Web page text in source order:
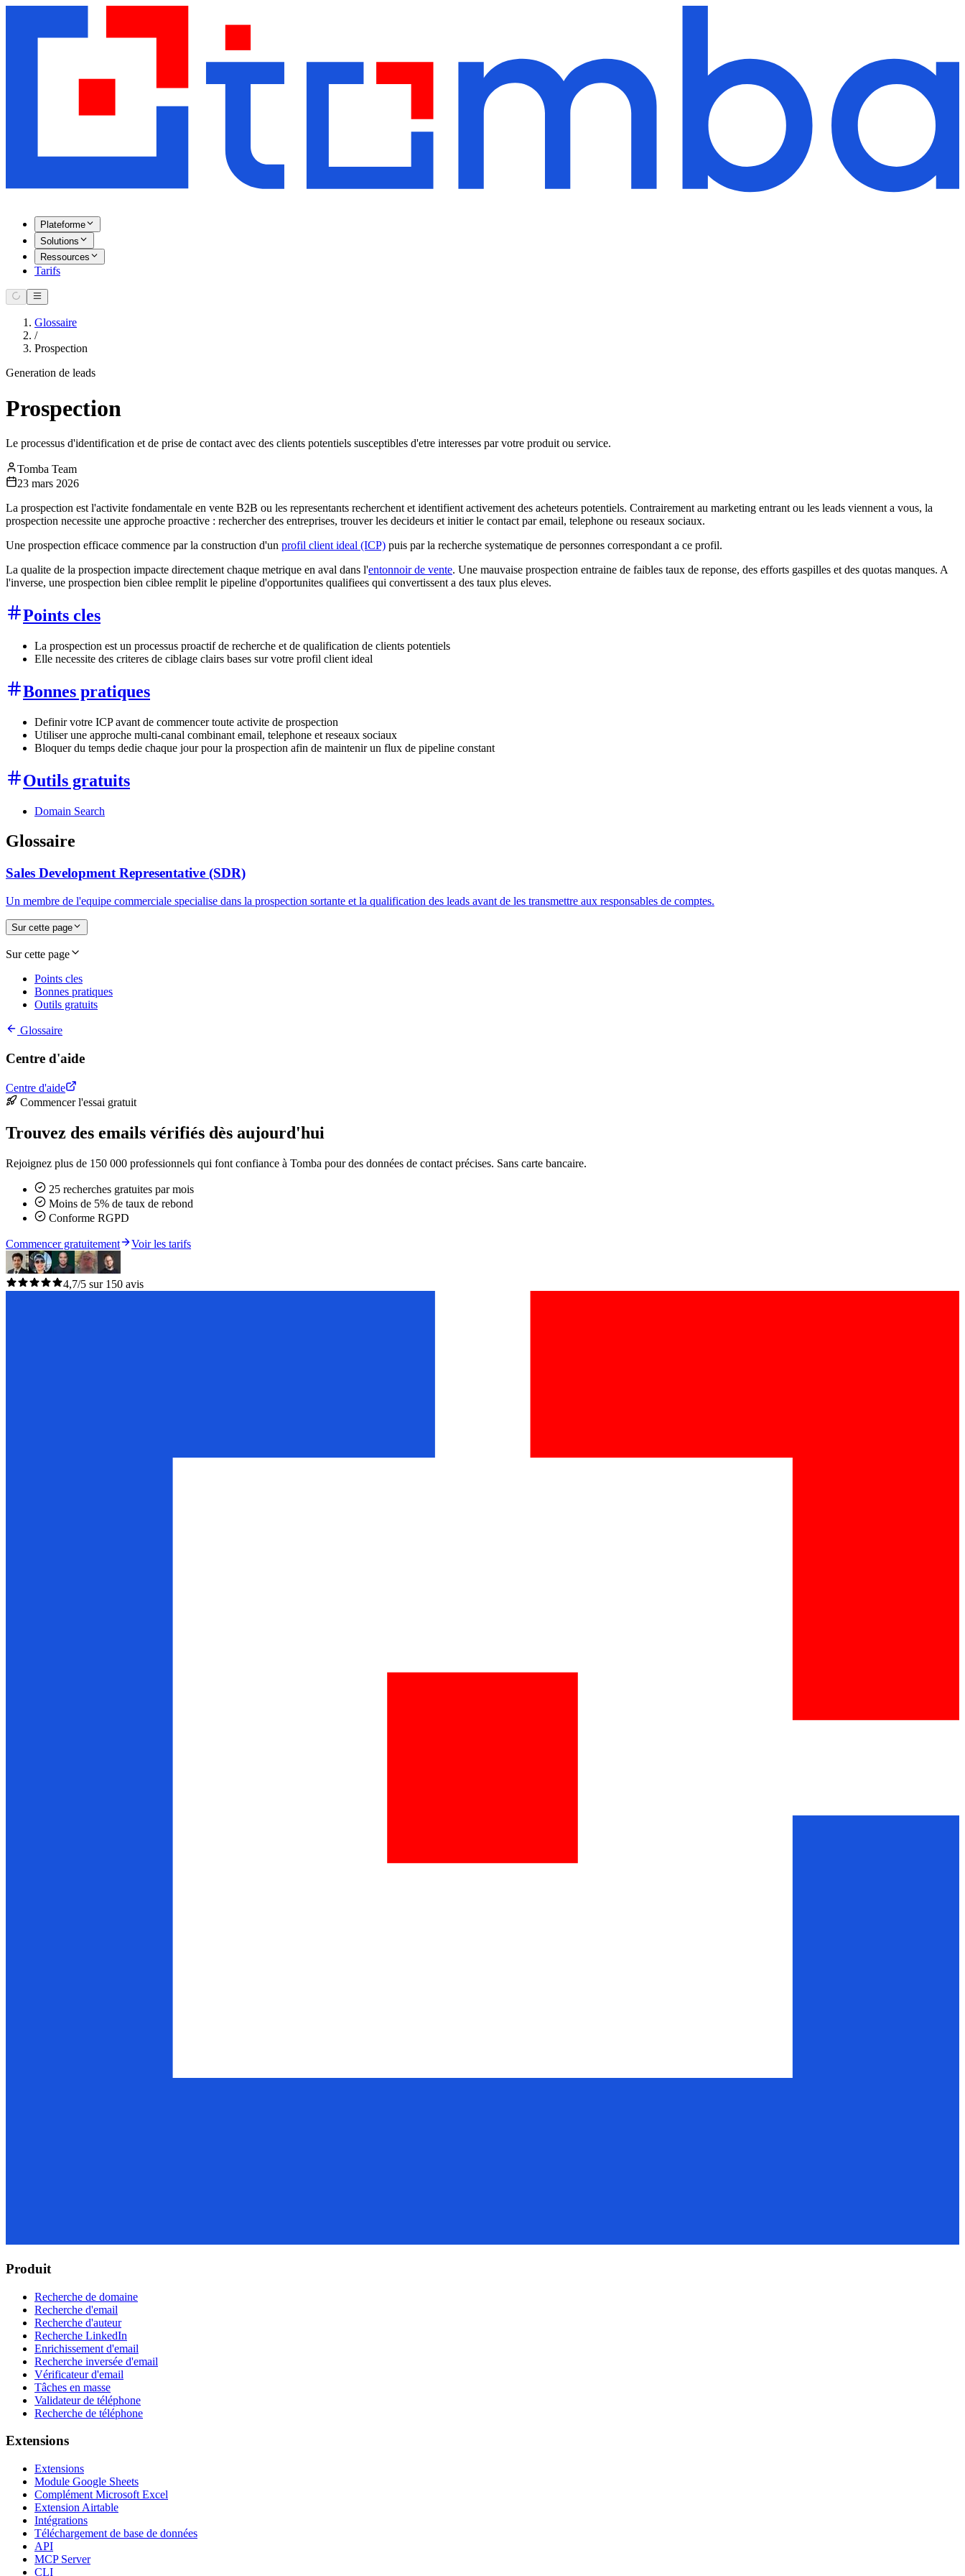
Plateforme
Solutions
Ressources
Tarifs
Glossaire
/
Prospection
Generation de leads
Prospection
Le processus d'identification et de prise de contact avec des clients potentiels susceptibles d'etre interesses par votre produit ou service.
Tomba Team
23 mars 2026
La prospection est l'activite fondamentale en vente B2B ou les representants recherchent et identifient activement des acheteurs potentiels. Contrairement au marketing entrant ou les leads viennent a vous, la
prospection necessite une approche proactive : rechercher des entreprises, trouver les decideurs et initier le contact par email, telephone ou reseaux sociaux.
Une prospection efficace commence par la construction d'un profil client ideal (ICP) puis par la recherche systematique de personnes correspondant a ce profil.
La qualite de la prospection impacte directement chaque metrique en aval dans l'entonnoir de vente. Une mauvaise prospection entraine de faibles taux de reponse, des efforts gaspilles et des quotas manques. A
l'inverse, une prospection bien ciblee remplit le pipeline d'opportunites qualifiees qui convertissent a des taux plus eleves.
Points cles
La prospection est un processus proactif de recherche et de qualification de clients potentiels
Elle necessite des criteres de ciblage clairs bases sur votre profil client ideal
Bonnes pratiques
Definir votre ICP avant de commencer toute activite de prospection
Utiliser une approche multi-canal combinant email, telephone et reseaux sociaux
Bloquer du temps dedie chaque jour pour la prospection afin de maintenir un flux de pipeline constant
Outils gratuits
Domain Search
Glossaire
Sales Development Representative (SDR)
Un membre de l'equipe commerciale specialise dans la prospection sortante et la qualification des leads avant de les transmettre aux responsables de comptes.
Sur cette page
Sur cette page
Points cles
Bonnes pratiques
Outils gratuits
Glossaire
Centre d'aide
Centre d'aide
Commencer l'essai gratuit
Trouvez des emails vérifiés dès aujourd'hui
Rejoignez plus de 150 000 professionnels qui font confiance à Tomba pour des données de contact précises. Sans carte bancaire.
25 recherches gratuites par mois
Moins de 5% de taux de rebond
Conforme RGPD
Commencer gratuitement Voir les tarifs
4,7/5 sur 150 avis
Produit
Recherche de domaine
Recherche d'email
Recherche d'auteur
Recherche LinkedIn
Enrichissement d'email
Recherche inversée d'email
Vérificateur d'email
Tâches en masse
Validateur de téléphone
Recherche de téléphone
Extensions
Extensions
Module Google Sheets
Complément Microsoft Excel
Extension Airtable
Intégrations
Téléchargement de base de données
API
MCP Server
CLI